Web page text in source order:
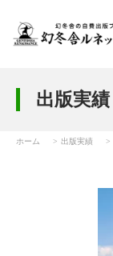
出版実績
ホーム 出版実績